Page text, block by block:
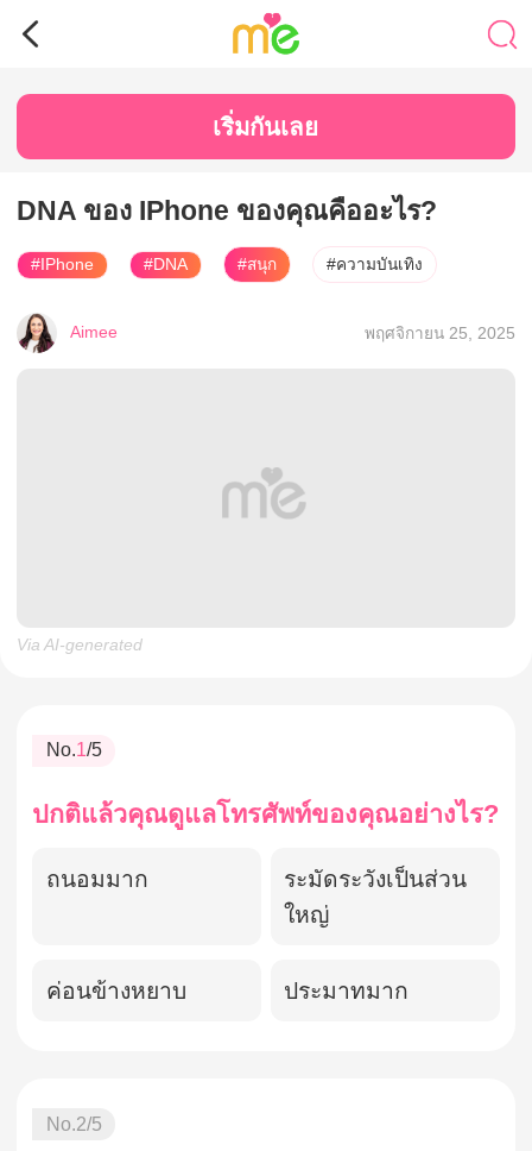
เริ่มกันเลย
DNA ของ IPhone ของคุณคืออะไร?
#IPhone #DNA #สนุก #ความบันเทิง
Aimee พฤศจิกายน 25, 2025
Via AI-generated
No.1/5
ปกติแล้วคุณดูแลโทรศัพท์ของคุณอย่างไร?
ถนอมมาก
ระมัดระวังเป็นส่วน
ใหญ่
ค่อนข้างหยาบ ประมาทมาก
No.2/5